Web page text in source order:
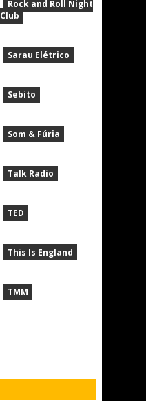
Rock and Roll Night
Club
Sarau Elétrico
Sebito
Som & Fúria
Talk Radio
TED
This Is England
TMM